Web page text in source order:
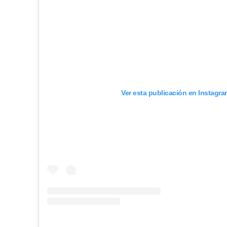
Ver esta publicación en